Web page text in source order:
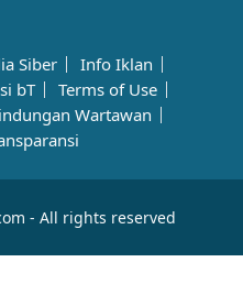
Siber
Info Iklan
bT
Terms of Use
Wartawan
- All rights reserved